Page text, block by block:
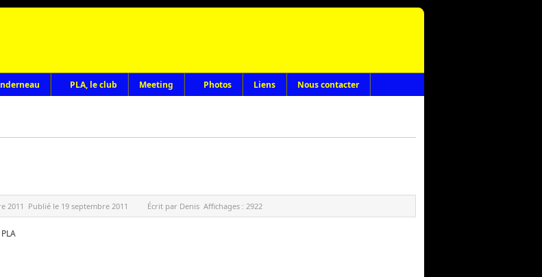
PLA, le club Meeting Photos Liens Nous contacter
2011 Publié le 19 septembre 2011 Écrit par Denis Affichages : 2922